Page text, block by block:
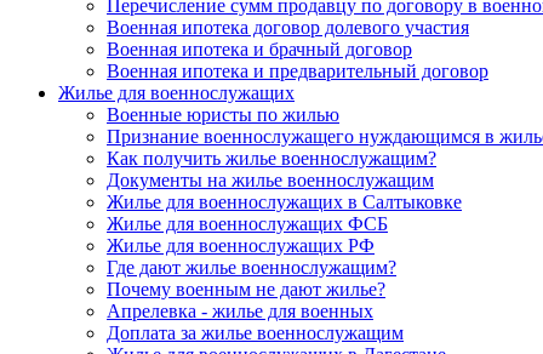
Перечисление сумм продавцу по договору в
Военная ипотека договор долевого участия
Военная ипотека и брачный договор
Военная ипотека и предварительный договор
Жилье для военнослужащих
Военные юристы по жилью
Признание военнослужащего нуждающимся в
Как получить жилье военнослужащим?
Документы на жилье военнослужащим
Жилье для военнослужащих в Салтыковке
Жилье для военнослужащих ФСБ
Жилье для военнослужащих РФ
Где дают жилье военнослужащим?
Почему военным не дают жилье?
Апрелевка - жилье для военных
Доплата за жилье военнослужащим